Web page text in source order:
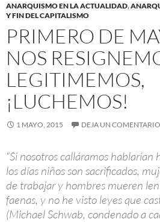
ANARQUISMO EN LA ACTUALIDAD,
Y FIN DEL CAPITALISMO
PRIMERO DE
NOS
LEGITIMEMOS,
¡LUCHEMOS!
1 MAYO, 2015 DEJA UN COMENTARIO
“Si nosotros calláramos hablarían
los días niños son sacrificados,
de trabajar y hombres mueren
faenas, y no he visto leyes que
(Michael Schwab, condenado a